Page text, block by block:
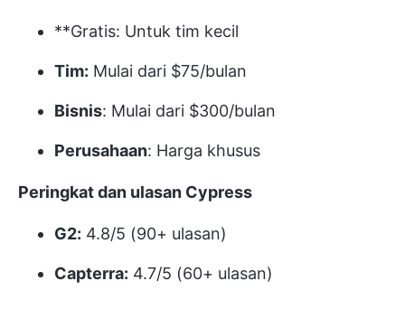
**Gratis: Untuk tim kecil
Tim: Mulai dari $75/bulan
Bisnis: Mulai dari $300/bulan
Perusahaan: Harga khusus
Peringkat dan ulasan Cypress
G2: 4.8/5 (90+ ulasan)
Capterra: 4.7/5 (60+ ulasan)